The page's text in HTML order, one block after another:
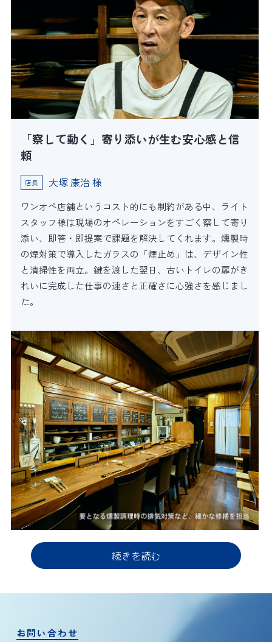
「察して動く」寄り添いが生む安心感と信
頼
店長 大塚 康治 様
ワンオペ店舗というコスト的にも制約がある中、ライト
スタッフ様は現場のオペレーションをすごく察して寄り
添い、即答・即提案で課題を解決してくれます。燻製時
の煙対策で導入したガラスの「煙止め」は、デザイン性
と清掃性を両立。鍵を渡した翌日、古いトイレの扉がき
れいに完成した仕事の速さと正確さに心強さを感じまし
た。
続きを読む
お問い合わせ